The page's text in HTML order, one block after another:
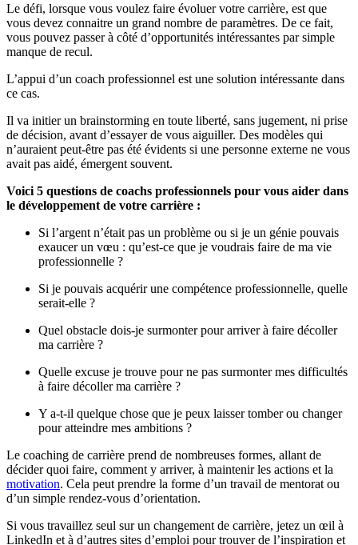
Le défi, lorsque vous voulez faire évoluer votre carrière, est que
vous devez connaitre un grand nombre de paramètres. De ce fait,
vous pouvez passer à côté d’opportunités intéressantes par simple
manque de recul.
L’appui d’un coach professionnel est une solution intéressante dans
ce cas.
Il va initier un brainstorming en toute liberté, sans jugement, ni prise
de décision, avant d’essayer de vous aiguiller. Des modèles qui
n’auraient peut-être pas été évidents si une personne externe ne vous
avait pas aidé, émergent souvent.
Voici 5 questions de coachs professionnels pour vous aider dans
le développement de votre carrière :
Si l’argent n’était pas un problème ou si je un génie pouvais
exaucer un vœu : qu’est-ce que je voudrais faire de ma vie
professionnelle ?
Si je pouvais acquérir une compétence professionnelle, quelle
serait-elle ?
Quel obstacle dois-je surmonter pour arriver à faire décoller
ma carrière ?
Quelle excuse je trouve pour ne pas surmonter mes difficultés
à faire décoller ma carrière ?
Y a-t-il quelque chose que je peux laisser tomber ou changer
pour atteindre mes ambitions ?
Le coaching de carrière prend de nombreuses formes, allant de
décider quoi faire, comment y arriver, à maintenir les actions et la
motivation. Cela peut prendre la forme d’un travail de mentorat ou
d’un simple rendez-vous d’orientation.
Si vous travaillez seul sur un changement de carrière, jetez un œil à
LinkedIn et à d’autres sites d’emploi pour trouver de l’inspiration et